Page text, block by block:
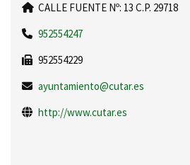
CALLE FUENTE Nº: 13 C.P. 29718
952554247
952554229
ayuntamiento@cutar.es
http://www.cutar.es